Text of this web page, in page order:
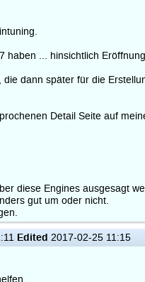
haben ... hinsichtlich
dann später für die
Detail Seite auf
diese Engines ausgesagt
gut um oder nicht.
Edited 2017-02-25 11:15